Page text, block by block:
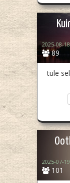
89
2025-08-18
tule
101
2025-07-19